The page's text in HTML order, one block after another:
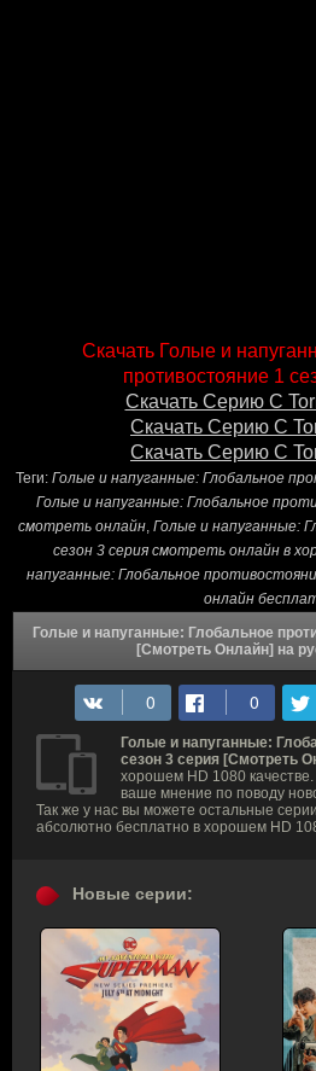
Скачать Голые и
противостояние 1
Скачать Серию С
Скачать Серию С
Скачать Серию С
Теги: Голые и напуганные: Глобальное
Голые и напуганные: Глобальное
смотреть онлайн, Голые и напуганные:
сезон 3 серия смотреть онлайн в
напуганные: Глобальное
онлайн
Голые и напуганные: Глобальное
[Смотреть Онлайн] на
Голые и напуганные:
сезон 3 серия [Смотреть
хорошем HD 1080
ваше мнение по поводу
Так же у нас вы можете остальные
абсолютно бесплатно в хорошем HD
Новые серии: